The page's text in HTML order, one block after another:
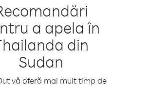
a apela în
din
Sudan
vă oferă mai mult timp de